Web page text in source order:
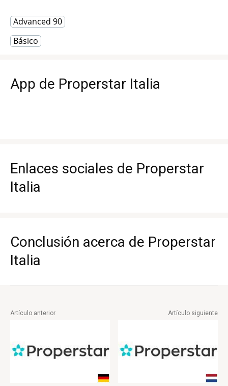
Advanced 90
Básico
App de Properstar Italia
Enlaces sociales de Properstar
Italia
Conclusión acerca de Properstar
Italia
Artículo anterior Artículo siguiente